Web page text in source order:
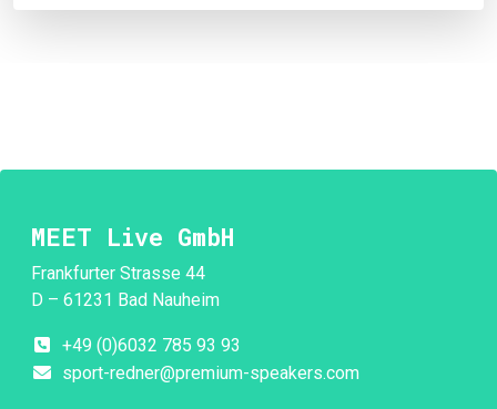
MEET Live GmbH
Frankfurter Strasse 44
D – 61231 Bad Nauheim
+49 (0)6032 785 93 93
sport-redner@premium-speakers.com